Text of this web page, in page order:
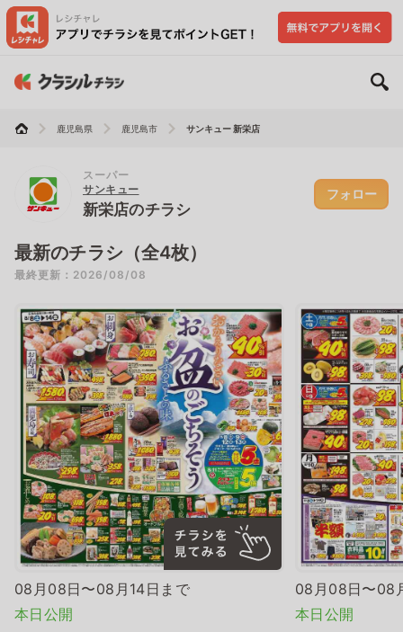
鹿児島県 鹿児島市 サンキュー 新栄店
スーパー
サンキュー
新栄店のチラシ
フォロー
最新のチラシ（全4枚）
最終更新：2026/08/08
08月08日〜08月14日まで
本日公開
08月08日〜08
本日公開